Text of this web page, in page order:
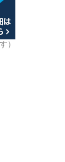
）